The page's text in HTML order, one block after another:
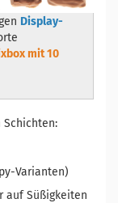
Display-
mit 10
Schichten:
Varianten)
auf Süßigkeiten